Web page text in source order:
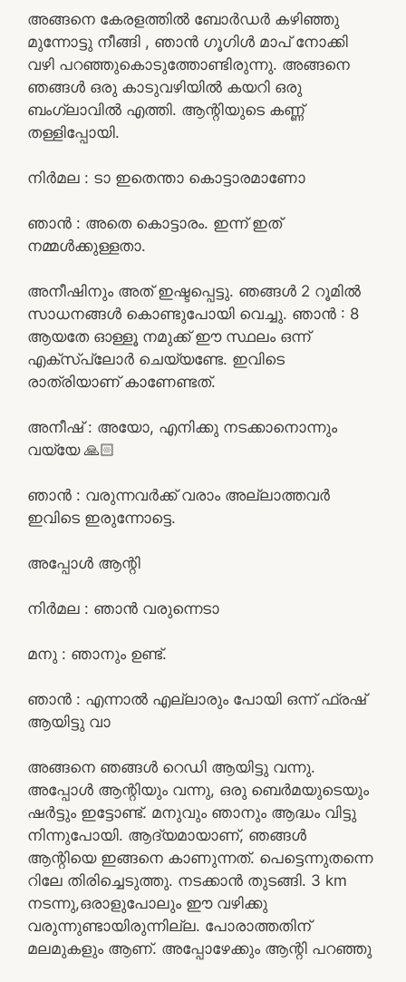
അങ്ങനെ കേരളത്തിൽ ബോർഡർ കഴിഞ്ഞു
മുന്നോട്ടു നീങ്ങി , ഞാൻ ഗൂഗിൾ മാപ് നോക്കി
വഴി പറഞ്ഞുകൊടുത്തോണ്ടിരുന്നു. അങ്ങനെ
ഞങ്ങൾ ഒരു കാടുവഴിയിൽ കയറി ഒരു
ബംഗ്ലാവിൽ എത്തി. ആന്റിയുടെ കണ്ണ്
തള്ളിപ്പോയി.
നിർമല : ടാ ഇതെന്താ കൊട്ടാരമാണോ
ഞാൻ : അതെ കൊട്ടാരം. ഇന്ന് ഇത്
നമ്മൾക്കുള്ളതാ.
അനീഷിനും അത് ഇഷ്ടപ്പെട്ടു. ഞങ്ങൾ 2 റൂമിൽ
സാധനങ്ങൾ കൊണ്ടുപോയി വെച്ചു. ഞാൻ : 8
ആയതേ ഓള്ളൂ നമുക്ക് ഈ സ്ഥലം ഒന്ന്
എക്സ്പ്ലോർ ചെയ്യണ്ടേ. ഇവിടെ
രാത്രിയാണ് കാണേണ്ടത്.
അനീഷ് : അയോ, എനിക്കു നടക്കാനൊന്നും
വയ്യേ 🙏🏻
ഞാൻ : വരുന്നവർക്ക് വരാം അല്ലാത്തവർ
ഇവിടെ ഇരുന്നോട്ടെ.
അപ്പോൾ ആന്റി
നിർമല : ഞാൻ വരുന്നെടാ
മനു : ഞാനും ഉണ്ട്‌.
ഞാൻ : എന്നാൽ എല്ലാരും പോയി ഒന്ന് ഫ്രഷ്
ആയിട്ടു വാ
അങ്ങനെ ഞങ്ങൾ റെഡി ആയിട്ടു വന്നു.
അപ്പോൾ ആന്റിയും വന്നു, ഒരു ബെർമയുടെയും
ഷർട്ടും ഇട്ടോണ്ട്. മനുവും ഞാനും ആദ്ധം വിട്ടു
നിന്നുപോയി. ആദ്യമായാണ്, ഞങ്ങൾ
ആന്റിയെ ഇങ്ങനെ കാണുന്നത്. പെട്ടെന്നുതന്നെ
റിലേ തിരിച്ചെടുത്തു. നടക്കാൻ തുടങ്ങി. 3 km
നടന്നു,ഒരാളുപോലും ഈ വഴിക്കു
വരുന്നുണ്ടായിരുന്നില്ല. പോരാത്തതിന്
മലമുകളും ആണ്. അപ്പോഴേക്കും ആന്റി പറഞ്ഞു